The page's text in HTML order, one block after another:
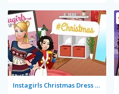
Instagirls Christmas Dress Up